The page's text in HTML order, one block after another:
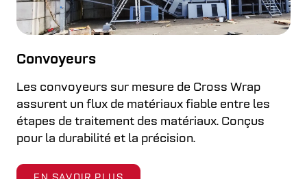
Convoyeurs
Les convoyeurs sur mesure de Cross Wrap
assurent un flux de matériaux fiable entre les
étapes de traitement des matériaux. Conçus
pour la durabilité et la précision.